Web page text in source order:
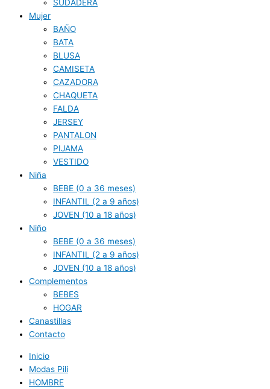
SUDADERA
Mujer
BAÑO
BATA
BLUSA
CAMISETA
CAZADORA
CHAQUETA
FALDA
JERSEY
PANTALON
PIJAMA
VESTIDO
Niña
BEBE (0 a 36 meses)
INFANTIL (2 a 9 años)
JOVEN (10 a 18 años)
Niño
BEBE (0 a 36 meses)
INFANTIL (2 a 9 años)
JOVEN (10 a 18 años)
Complementos
BEBES
HOGAR
Canastillas
Contacto
Inicio
Modas Pili
HOMBRE